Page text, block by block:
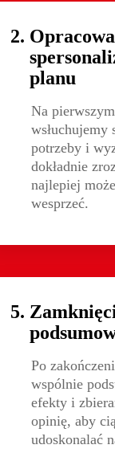
planu
Na
wsłuchujemy
potrzeby i
dokładnie
najlepiej
wesprzeć.
Po
wspólnie
efekty i
opinię, aby
udoskonalać